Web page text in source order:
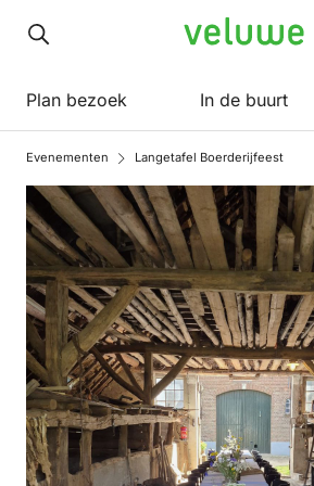
Veluwe
Plan bezoek In de buurt
Evenementen Langetafel Boerderijfeest